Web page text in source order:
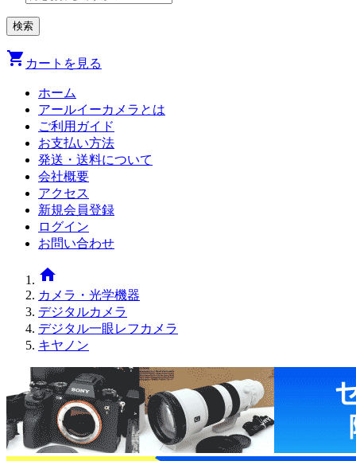
shopping_cart カートを見る
ホーム
アールイーカメラとは
ご利用ガイド
お支払い方法
発送・送料について
会社概要
アクセス
新規会員登録
ログイン
お問い合わせ
home
カメラ・光学機器
デジタルカメラ
デジタル一眼レフカメラ
キヤノン